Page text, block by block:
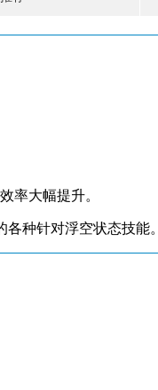
率大幅提升。
种针对浮空状态技能。